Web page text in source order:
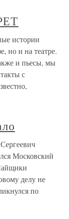
истории
но и на театре.
и пьесы, мы
с
Московский
делу не
по